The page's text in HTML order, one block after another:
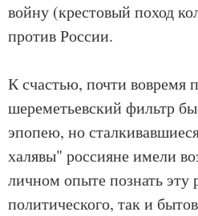
войну (крестовый поход
против России.
К счастью, почти вовремя
шереметьевский фильтр
эпопею, но
халявы" россияне имели
личном опыте познать эту
политического, так и